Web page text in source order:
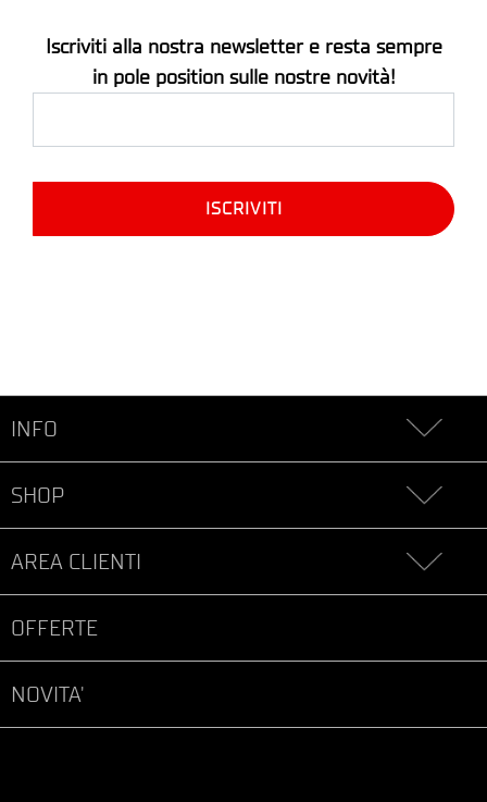
Iscriviti alla nostra newsletter e resta sempre
in pole position sulle nostre novità!
INFO
SHOP
AREA CLIENTI
OFFERTE
NOVITA'